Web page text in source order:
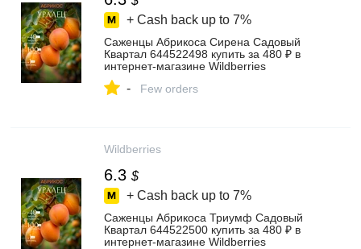
+ Cash back up to 7%
Саженцы Абрикоса Сирена Садовый
Квартал 644522498 купить за 480 ₽ в
интернет‑магазине Wildberries
- Few orders
Wildberries
6.3 $
+ Cash back up to 7%
Саженцы Абрикоса Триумф Садовый
Квартал 644522500 купить за 480 ₽ в
интернет‑магазине Wildberries